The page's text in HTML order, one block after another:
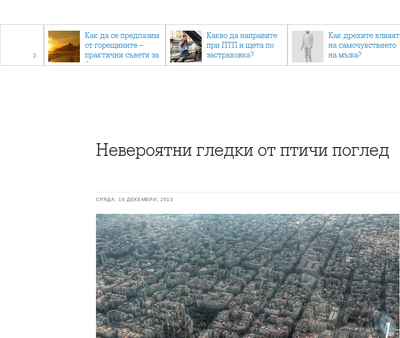
отново
Как да се предпазим
от горещините –
практични съвети за
безопасно лято
Какво да направите
при ПТП и щета по
застраховка?
Как дрехите влияят
на самочувствието
на мъжа?
Невероятни гледки от птичи поглед
СРЯДА, 18 ДЕКЕМВРИ, 2013